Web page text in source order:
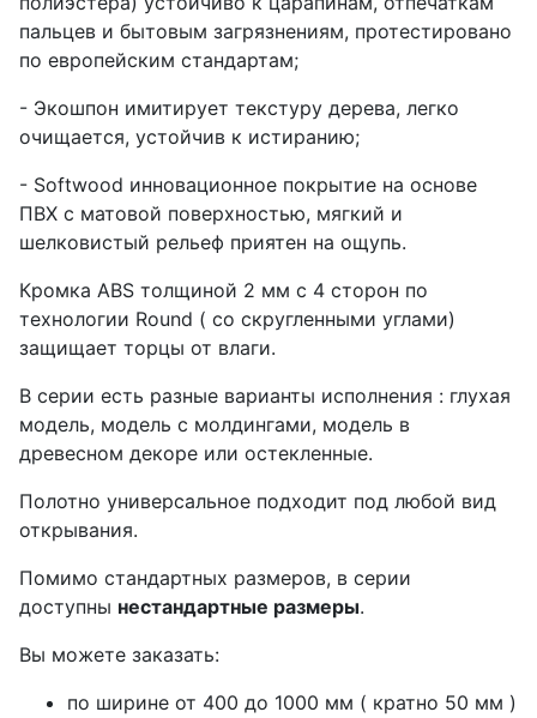
пальцев и бытовым загрязнениям, протестировано
по европейским стандартам;
- Экошпон имитирует текстуру дерева, легко
очищается, устойчив к истиранию;
- Softwood инновационное покрытие на основе
ПВХ с матовой поверхностью, мягкий и
шелковистый рельеф приятен на ощупь.
Кромка ABS толщиной 2 мм с 4 сторон по
технологии Round ( со скругленными углами)
защищает торцы от влаги.
В серии есть разные варианты исполнения : глухая
модель, модель с молдингами, модель в
древесном декоре или остекленные.
Полотно универсальное подходит под любой вид
открывания.
Помимо стандартных размеров, в серии
доступны нестандартные размеры.
Вы можете заказать:
по ширине от 400 до 1000 мм ( кратно 50 мм )